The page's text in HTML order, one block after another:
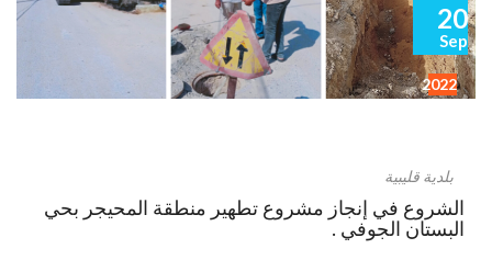
20
Sep
2022
بلدية قليبية
الشروع في إنجاز مشروع تطهير منطقة المحيجر بحي
البستان الجوفي .